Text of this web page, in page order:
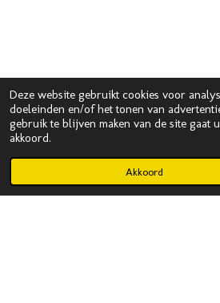
Deze website gebruikt cookies voor
doeleinden en/of het tonen van
gebruik te blijven maken van de site gaat
akkoord.
Akkoord